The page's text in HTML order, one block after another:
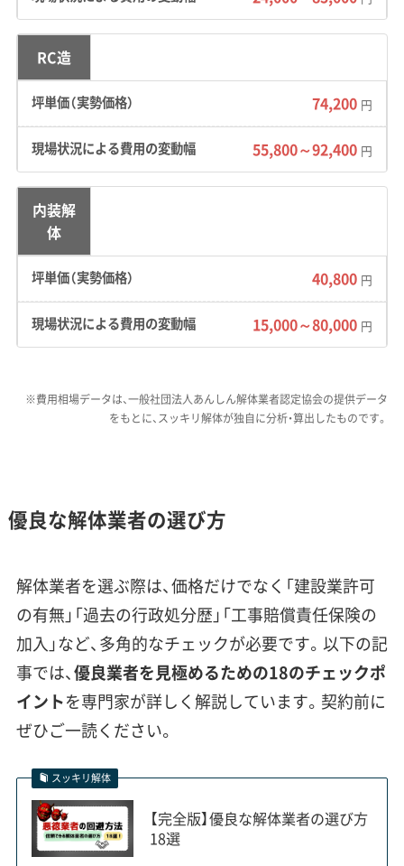
地形の特徴：東の三郡山系と西の四王寺山に挟
まれた盆地状の地形で、特に「ゆりが丘」や「障子
岳南」といった丘陵地では、道路と宅地の高低差
が2mから5mにもなる「高基礎」の住宅が多く見
られます。宅地を支える擁壁が古くなっている
ケースもあり、解体時の振動には細心の注意が
求められます。また、宇美川沿いの低地は地下水
位が高く、地盤が軟弱な傾向にあります。
道路事情：JR宇美駅周辺の旧市街地（宇美五丁目
など）や上宇美地区には、炭鉱時代の町割りが残
り、道幅4m未満の狭い道が入り組んでいます。
このため、4tトラック以上の車両は入れません。
「宇美上町交差点」は朝夕の渋滞が激しく、廃棄
物の搬出に時間がかかり、結果として費用に影
レーンで吊り上げたり、仮設のスロープを設置
道が狭い現場では、小型の重機を使ったり手作
業が増えたりするため、工期が延びて人件費が
上がります。さらに、通学路に面した道路では交
通誘導員の配置が必須となり、その人件費も見
積もりに加算されます。
運営者 稲垣
私がこれまで見てきたトラブルで
特に多いのが、この炭鉱住宅のよう
な『連棟』の切り離しです。技術は
もちろんですが、解体後の壁の補修
RC造
74,200 円
55,800～92,400 円
内装解
体
40,800 円
15,000～80,000 円
※費用相場データは、一般社団法人あんしん解体業者認定協会の提供データ
をもとに、スッキリ解体が独自に分析・算出したものです。
優良な解体業者の選び方
解体業者を選ぶ際は、価格だけでなく「建設業許可
の有無」「過去の行政処分歴」「工事賠償責任保険の
加入」など、多角的なチェックが必要です。以下の記
事では、優良業者を見極めるための18のチェックポ
イントを専門家が詳しく解説しています。契約前に
ぜひご一読ください。
スッキリ解体
【完全版】優良な解体業者の選び方
18選